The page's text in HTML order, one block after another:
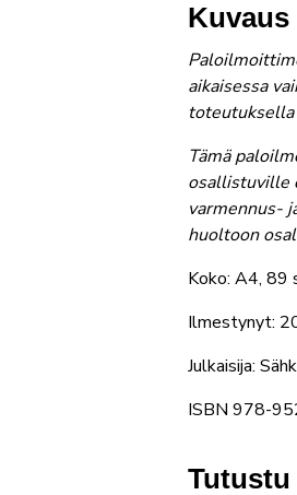
Kuvaus
aikaisessa
toteutuksella
Tämä
osallistuville
varmennus-
huoltoon
Koko: A4, 89
Ilmestynyt:
Julkaisija:
ISBN 978-
Tutustu